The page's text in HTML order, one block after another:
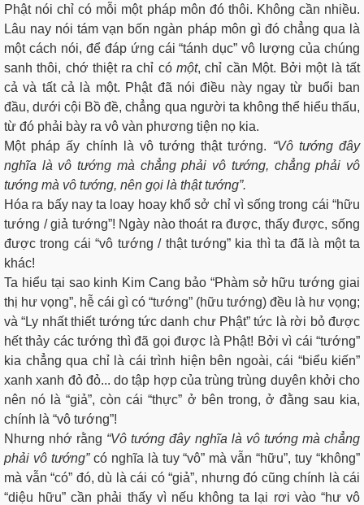
Phật nói chỉ có mỗi một pháp môn đó thôi. Không cần nhiều.
Lâu nay nói tám vạn bốn ngàn pháp môn gì đó chẳng qua là
một cách nói, để đáp ứng cái “tánh dục” vô lượng của chúng
sanh thôi, chớ thiệt ra chỉ có một, chỉ cần Một. Bởi một là tất
cả và tất cả là một. Phật đã nói điều này ngay từ buổi ban
đầu, dưới cội Bồ đề, chẳng qua người ta không thể hiểu thấu,
từ đó phải bày ra vô vàn phương tiện nọ kia.
Một pháp ấy chính là vô tướng thật tướng. “Vô tướng đây
nghĩa là vô tướng mà chẳng phải vô tướng, chẳng phải vô
tướng mà vô tướng, nên gọi là thật tướng”.
Hóa ra bấy nay ta loay hoay khổ sở chỉ vì sống trong cái “hữu
tướng / giả tướng”! Ngày nào thoát ra được, thấy được, sống
được trong cái “vô tướng / thật tướng” kia thì ta đã là một ta
khác!
Ta hiểu tại sao kinh Kim Cang bảo “Phàm sở hữu tướng giai
thị hư vọng”, hễ cái gì có “tướng” (hữu tướng) đều là hư vọng;
và “Ly nhất thiết tướng tức danh chư Phật” tức là rời bỏ được
hết thảy các tướng thì đã gọi được là Phật! Bởi vì cái “tướng”
kia chẳng qua chỉ là cái trình hiện bên ngoài, cái “biểu kiến”
xanh xanh đỏ đỏ... do tập hợp của trùng trùng duyên khởi cho
nên nó là “giả”, còn cái “thực” ở bên trong, ở đằng sau kia,
chính là “vô tướng”!
Nhưng nhớ rằng “Vô tướng đây nghĩa là vô tướng mà chẳng
phải vô tướng” có nghĩa là tuy “vô” mà vẫn “hữu”, tuy “không”
mà vẫn “có” đó, dù là cái có “giả”, nhưng đó cũng chính là cái
“diệu hữu” cần phải thấy vì nếu không ta lại rơi vào “hư vô